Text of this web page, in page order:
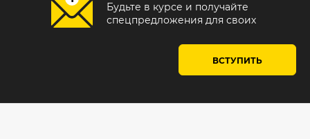
Будьте в курсе и получайте
спецпредложения для своих
ВСТУПИТЬ